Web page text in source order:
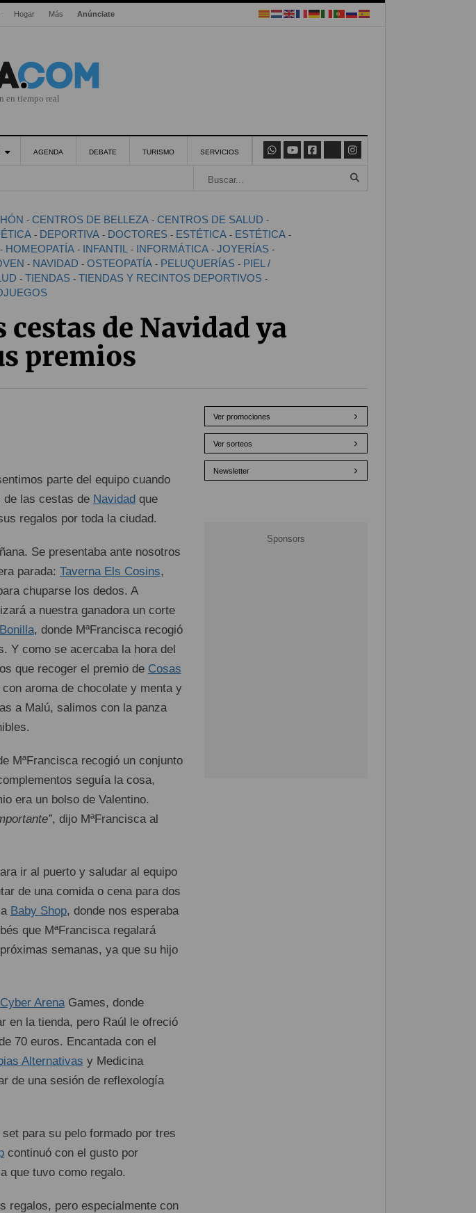
Hogar Más Anúnciate
en tiempo real
AGENDA DEBATE TURISMO SERVICIOS
- CENTROS DE BELLEZA - CENTROS DE SALUD -
- DEPORTIVA- DOCTORES- ESTÉTICA- ESTÉTICA-
HOMEOPATÍA- INFANTIL - INFORMÁTICA- JOYERÍAS-
- NAVIDAD - OSTEOPATÍA - PELUQUERÍAS - PIEL /
- TIENDAS - TIENDAS Y RECINTOS DEPORTIVOS -
cestas de Navidad ya
premios
parte del equipo cuando
de las cestas de Navidadque
regalos por toda la ciudad.
Se presentaba ante nosotros
parada: Taverna Els Cosins,
chuparse los dedos. A
a nuestra ganadora un corte
, donde MªFrancisca recogió
Y como se acercaba la hora del
que recoger el premio de Cosas
aroma de chocolate y menta y
a Malú, salimos con la panza
MªFrancisca recogió un conjunto
seguía la cosa,
era un bolso de Valentino.
, dijo MªFrancisca al
ir al puerto y saludar al equipo
de una comida o cena para dos
Baby Shop, donde nos esperaba
que MªFrancisca regalará
semanas, ya que su hijo
Cyber ArenaGames, donde
en la tienda, pero Raúl le ofreció
70 euros. Encantada con el
Alternativas y Medicina
de una sesión de reflexología
para su pelo formado por tres
continuó con el gusto por
que tuvo como regalo.
regalos, pero especialmente con
Ver promociones
Ver sorteos
Newsletter